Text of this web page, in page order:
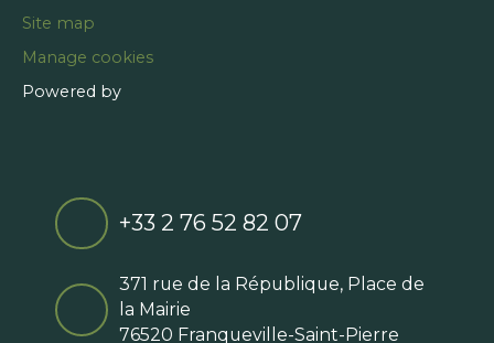
Site map
Manage cookies
Powered by
+33 2 76 52 82 07
371 rue de la République, Place de
la Mairie
76520 Franqueville-Saint-Pierre